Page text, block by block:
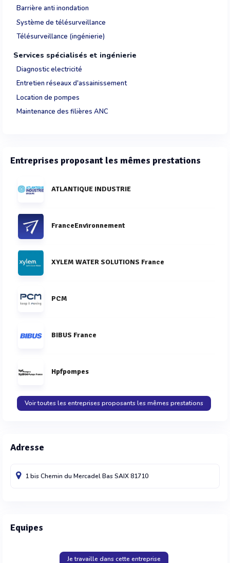
Barrière anti inondation
Système de télésurveillance
Télésurveillance (ingénierie)
Services spécialisés et ingénierie
Diagnostic electricité
Entretien réseaux d'assainissement
Location de pompes
Maintenance des filières ANC
Entreprises proposant les mêmes prestations
ATLANTIQUE INDUSTRIE
FranceEnvironnement
XYLEM WATER SOLUTIONS France
PCM
BIBUS France
Hpfpompes
Voir toutes les entreprises proposants les mêmes prestations
Adresse
1 bis Chemin du Mercadel BasSAIX81710
Equipes
Je travaille dans cette entreprise